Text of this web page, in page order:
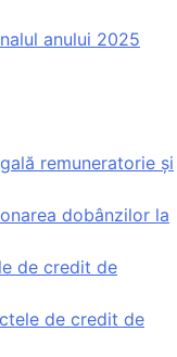
anului 2025
remuneratorie și
dobânzilor la
de credit de
de credit de